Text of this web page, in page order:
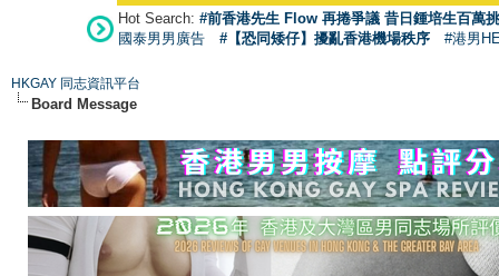
Hot Search: #前香港先生 Flow 再捲爭議 昔日鍾培生百萬
國泰男男廣告
#【恐同矮仔】擾亂香港機場秩序 #港男
HKGAY 同志資訊平台
Board Message